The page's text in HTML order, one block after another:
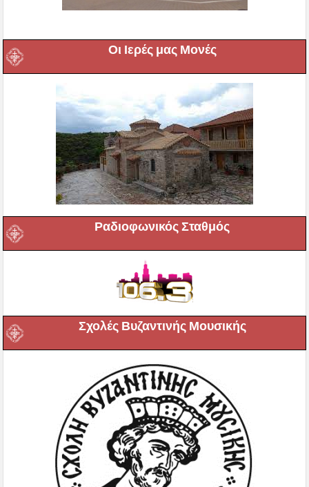
Οι Ιερές μας Μονές
Ραδιοφωνικός Σταθμός
Σχολές Βυζαντινής Μουσικής